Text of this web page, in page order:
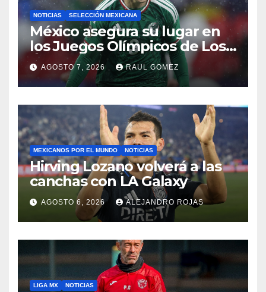
NOTICIAS SELECCIÓN MEXICANA
México asegura su lugar en
los Juegos Olímpicos de Los
Ángeles 2028
AGOSTO 7, 2026 RAUL GOMEZ
MEXICANOS POR EL MUNDO NOTICIAS
Hirving Lozano volverá a las
canchas con LA Galaxy
AGOSTO 6, 2026 ALEJANDRO ROJAS
LIGA MX NOTICIAS